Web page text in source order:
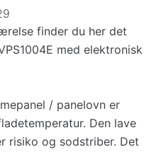
finder du her det
med elektronisk
/ panelovn er
Den lave
risiko og sodstriber. Det